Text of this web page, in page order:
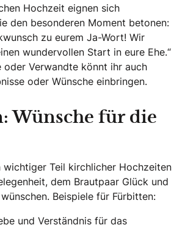
Hochzeit eignen sich
den besonderen Moment betonen:
zu eurem Ja-Wort! Wir
wundervollen Start in eure Ehe.“
oder Verwandte könnt ihr auch
oder Wünsche einbringen.
Wünsche für die
wichtiger Teil kirchlicher Hochzeiten
dem Brautpaar Glück und
Beispiele für Fürbitten:
und Verständnis für das